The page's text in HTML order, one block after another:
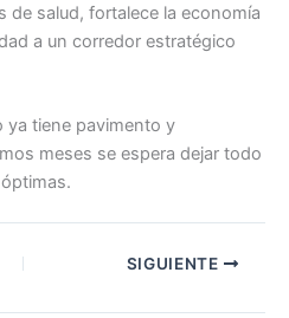
de salud, fortalece la economía
a un corredor estratégico
ya tiene pavimento y
meses se espera dejar todo
SIGUIENTE